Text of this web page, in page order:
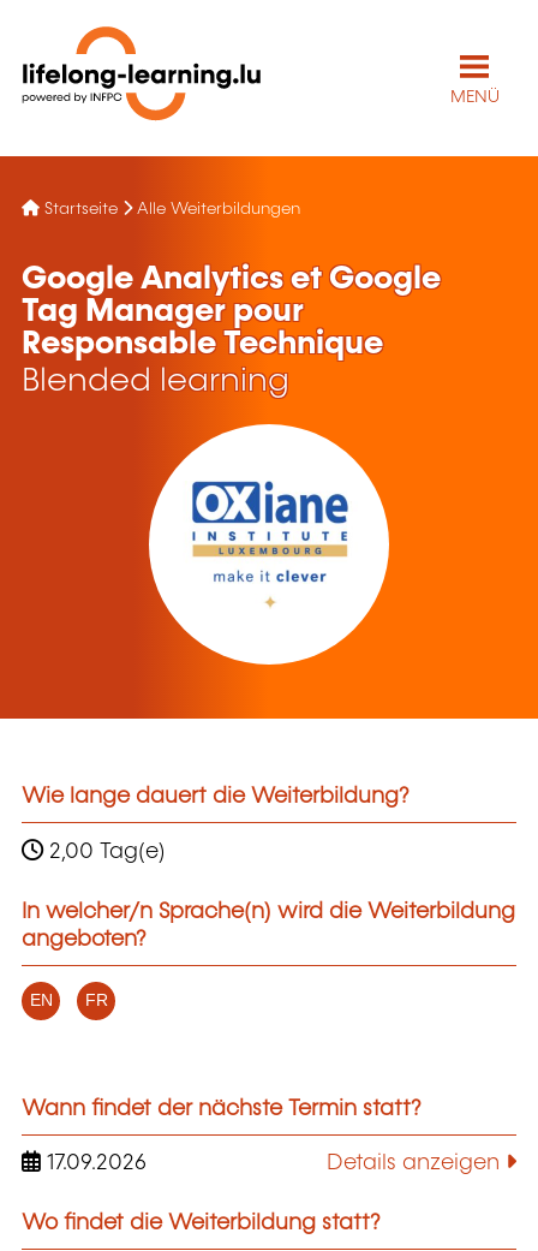
MENÜ
Startseite Alle Weiterbildungen
Google Analytics et Google
Tag Manager pour
Responsable Technique
Blended learning
Wie lange dauert die Weiterbildung?
2,00 Tag(e)
In welcher/n Sprache(n) wird die Weiterbildung
angeboten?
EN FR
Wann findet der nächste Termin statt?
17.09.2026 Details anzeigen
Wo findet die Weiterbildung statt?